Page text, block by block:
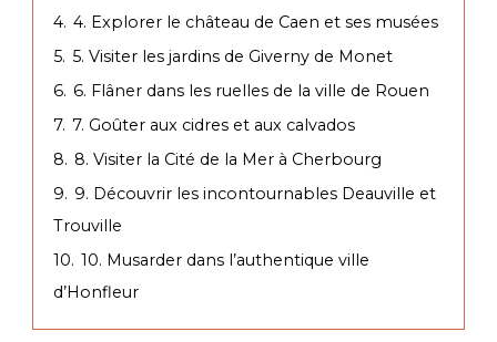
4. 4. Explorer le château de Caen et ses musées
5. 5. Visiter les jardins de Giverny de Monet
6. 6. Flâner dans les ruelles de la ville de Rouen
7. 7. Goûter aux cidres et aux calvados
8. 8. Visiter la Cité de la Mer à Cherbourg
9. 9. Découvrir les incontournables Deauville et
Trouville
10. 10. Musarder dans l’authentique ville
d’Honfleur